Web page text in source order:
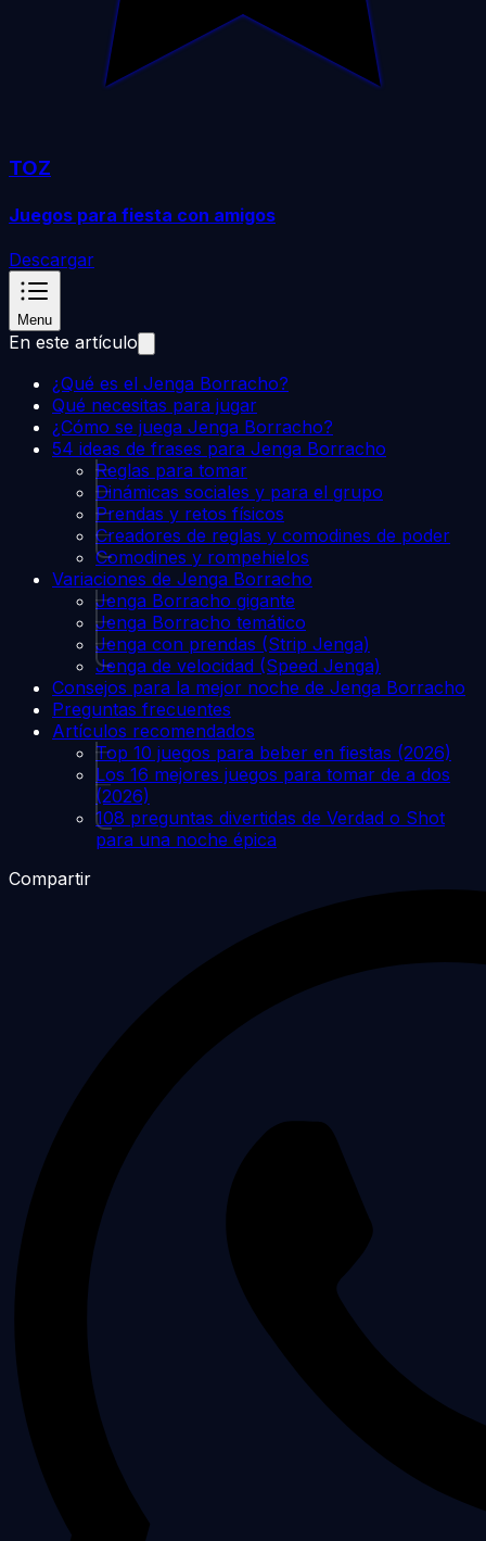
TOZ
Juegos para fiesta con amigos
Descargar
Menu
En este artículo
¿Qué es el Jenga Borracho?
Qué necesitas para jugar
¿Cómo se juega Jenga Borracho?
54 ideas de frases para Jenga Borracho
Reglas para tomar
Dinámicas sociales y para el grupo
Prendas y retos físicos
Creadores de reglas y comodines de poder
Comodines y rompehielos
Variaciones de Jenga Borracho
Jenga Borracho gigante
Jenga Borracho temático
Jenga con prendas (Strip Jenga)
Jenga de velocidad (Speed Jenga)
Consejos para la mejor noche de Jenga Borracho
Preguntas frecuentes
Artículos recomendados
Top 10 juegos para beber en fiestas (2026)
Los 16 mejores juegos para tomar de a dos
(2026)
108 preguntas divertidas de Verdad o Shot
para una noche épica
Compartir